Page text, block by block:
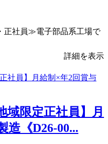
正社員≫電子部品系工場で
詳細を表示
域限定正社員】月
《D26-00...